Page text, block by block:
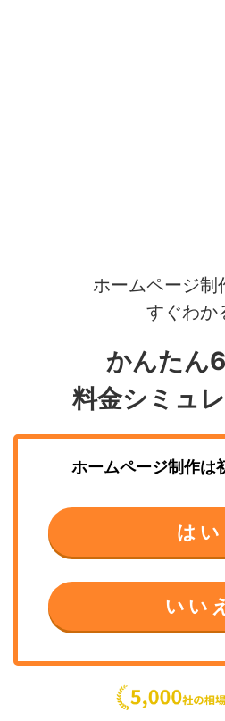
ホームページ制
すぐわか
かんたん
料金シミュ
ホームページ制作は
はい
いいえ